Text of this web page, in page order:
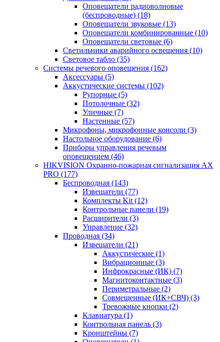
Оповещатели радиоволновые
(беспроводные) (18)
Оповещатели звуковые (13)
Оповещатели комбинированные (10)
Оповещатели световые (6)
Светильники аварийного освещения (10)
Световое табло (35)
Системы речевого оповещения (162)
Аксессуары (5)
Аккустические системы (102)
Рупорные (5)
Потолочные (32)
Уличные (7)
Настенные (57)
Микрофоны, микрофонные консоли (3)
Настольное оборудование (6)
Приборы управления речевым
оповещением (46)
HIKVISION Охранно-пожарная сигнализация AX
PRO (177)
Беспроводная (143)
Извещатели (77)
Комплекты Kit (12)
Контрольные панели (19)
Расширители (3)
Управление (32)
Проводная (34)
Извещатели (21)
Аккустические (1)
Вибрационные (3)
Инфрокрасные (ИК) (7)
Магнитоконтактные (3)
Периметральные (2)
Совмещенные (ИК+СВЧ) (3)
Тревожные кнопки (2)
Клавиатура (1)
Контрольная панель (3)
Кронштейны (7)